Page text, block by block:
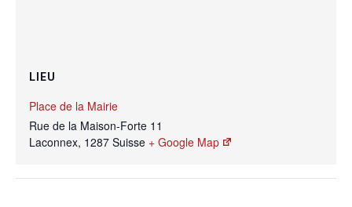
LIEU
Place de la Mairie
Rue de la Maison-Forte 11
Laconnex, 1287 Suisse + Google Map